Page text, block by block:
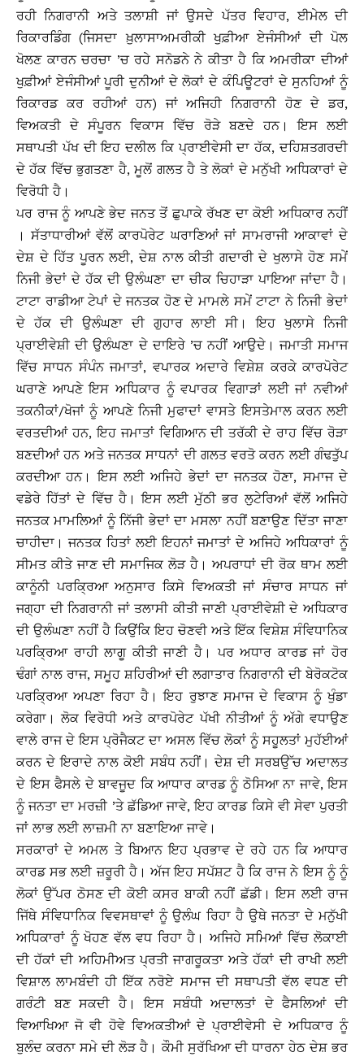
ਰਹੀ ਨਿਗਰਾਨੀ ਅਤੇ ਤਲਾਸ਼ੀ ਜਾਂ ਉਸਦੇ ਪੱਤਰ ਵਿਹਾਰ, ਈਮੇਲ ਦੀ
ਰਿਕਾਰਡਿੰਗ (ਜਿਸਦਾ ਖ਼ੁਲਾਸਾਅਮਰੀਕੀ ਖੁਫ਼ੀਆ ਏਜੰਸੀਆਂ ਦੀ ਪੋਲ
ਖੋਲਣ ਕਾਰਨ ਚਰਚਾ ’ਚ ਰਹੇ ਸਨੋਡਨੇ ਨੇ ਕੀਤਾ ਹੈ ਕਿ ਅਮਰੀਕਾ ਦੀਆਂ
ਖੁਫ਼ੀਆਂ ਏਜੰਸੀਆਂ ਪੂਰੀ ਦੁਨੀਆਂ ਦੇ ਲੋਕਾਂ ਦੇ ਕੰਪਿਊਟਰਾਂ ਦੇ ਸੁਨਹਿਆਂ ਨੂੰ
ਰਿਕਾਰਡ ਕਰ ਰਹੀਆਂ ਹਨ) ਜਾਂ ਅਜਿਹੀ ਨਿਗਰਾਨੀ ਹੋਣ ਦੇ ਡਰ,
ਵਿਅਕਤੀ ਦੇ ਸੰਪੂਰਨ ਵਿਕਾਸ ਵਿੱਚ ਰੋੜੇ ਬਣਦੇ ਹਨ। ਇਸ ਲਈ
ਸਥਾਪਤੀ ਪੱਖ ਦੀ ਇਹ ਦਲੀਲ ਕਿ ਪ੍ਰਾਈਵੇਸੀ ਦਾ ਹੱਕ, ਦਹਿਸ਼ਤਗਰਦੀ
ਦੇ ਹੱਕ ਵਿੱਚ ਭੁਗਤਣਾ ਹੈ, ਮੂਲੋਂ ਗਲਤ ਹੈ ਤੇ ਲੋਕਾਂ ਦੇ ਮਨੁੱਖੀ ਅਧਿਕਾਰਾਂ ਦੇ
ਵਿਰੋਧੀ ਹੈ।
ਪਰ ਰਾਜ ਨੂੰ ਆਪਣੇ ਭੇਦ ਜਨਤ ਤੋਂ ਛੁਪਾਕੇ ਰੱਖਣ ਦਾ ਕੋਈ ਅਧਿਕਾਰ ਨਹੀਂ
। ਸੱਤਾਧਾਰੀਆਂ ਵੱਲੋਂ ਕਾਰਪੋਰੇਟ ਘਰਾਣਿਆਂ ਜਾਂ ਸਾਮਰਾਜੀ ਆਕਾਵਾਂ ਦੇ
ਦੇਸ਼ ਦੇ ਹਿੱਤ ਪੂਰਨ ਲਈ, ਦੇਸ਼ ਨਾਲ ਕੀਤੀ ਗਦਾਰੀ ਦੇ ਖੁਲਾਸੇ ਹੋਣ ਸਮੇਂ
ਨਿਜੀ ਭੇਦਾਂ ਦੇ ਹੱਕ ਦੀ ਉਲੰਘਣਾ ਦਾ ਚੀਕ ਚਿਹਾੜਾ ਪਾਇਆ ਜਾਂਦਾ ਹੈ।
ਟਾਟਾ ਰਾਡੀਆ ਟੇਪਾਂ ਦੇ ਜਨਤਕ ਹੋਣ ਦੇ ਮਾਮਲੇ ਸਮੇਂ ਟਾਟਾ ਨੇ ਨਿਜੀ ਭੇਦਾਂ
ਦੇ ਹੱਕ ਦੀ ਉਲੰਘਣਾ ਦੀ ਗੁਹਾਰ ਲਾਈ ਸੀ। ਇਹ ਖੁਲਾਸੇ ਨਿਜੀ
ਪ੍ਰਾਈਵੇਸ਼ੀ ਦੀ ਉਲੰਘਣਾ ਦੇ ਦਾਇਰੇ ’ਚ ਨਹੀਂ ਆਉਦੇ। ਜਮਾਤੀ ਸਮਾਜ
ਵਿੱਚ ਸਾਧਨ ਸੰਪੰਨ ਜਮਾਤਾਂ, ਵਪਾਰਕ ਅਦਾਰੇ ਵਿਸ਼ੇਸ਼ ਕਰਕੇ ਕਾਰਪੋਰੇਟ
ਘਰਾਣੇ ਆਪਣੇ ਇਸ ਅਧਿਕਾਰ ਨੂੰ ਵਪਾਰਕ ਵਿਗਾੜਾਂ ਲਈ ਜਾਂ ਨਵੀਆਂ
ਤਕਨੀਕਾਂ/ਖੋਜਾਂ ਨੂੰ ਆਪਣੇ ਨਿਜੀ ਮੁਫਾਦਾਂ ਵਾਸਤੇ ਇਸਤੇਮਾਲ ਕਰਨ ਲਈ
ਵਰਤਦੀਆਂ ਹਨ, ਇਹ ਜਮਾਤਾਂ ਵਿਗਿਆਨ ਦੀ ਤਰੱਕੀ ਦੇ ਰਾਹ ਵਿੱਚ ਰੋੜਾ
ਬਣਦੀਆਂ ਹਨ ਅਤੇ ਜਨਤਕ ਸਾਧਨਾਂ ਦੀ ਗਲਤ ਵਰਤੋ ਕਰਨ ਲਈ ਗੰਢਤੁੱਪ
ਕਰਦੀਆ ਹਨ। ਇਸ ਲਈ ਅਜਿਹੇ ਭੇਦਾਂ ਦਾ ਜਨਤਕ ਹੋਣਾ, ਸਮਾਜ ਦੇ
ਵਡੇਰੇ ਹਿੱਤਾਂ ਦੇ ਵਿੱਚ ਹੈ। ਇਸ ਲਈ ਮੁੱਠੀ ਭਰ ਲੁਟੇਰਿਆਂ ਵੱਲੋਂ ਅਜਿਹੇ
ਜਨਤਕ ਮਾਮਲਿਆਂ ਨੂੰ ਨਿੱਜੀ ਭੇਦਾਂ ਦਾ ਮਸਲਾ ਨਹੀਂ ਬਣਾਉਣ ਦਿੱਤਾ ਜਾਣਾ
ਚਾਹੀਦਾ। ਜਨਤਕ ਹਿਤਾਂ ਲਈ ਇਹਨਾਂ ਜਮਾਤਾਂ ਦੇ ਅਜਿਹੇ ਅਧਿਕਾਰਾਂ ਨੂੰ
ਸੀਮਤ ਕੀਤੇ ਜਾਣ ਦੀ ਸਮਾਜਿਕ ਲੋੜ ਹੈ। ਅਪਰਾਧਾਂ ਦੀ ਰੋਕ ਥਾਮ ਲਈ
ਕਾਨੂੰਨੀ ਪਰਕਿ੍ਰਆ ਅਨੁਸਾਰ ਕਿਸੇ ਵਿਅਕਤੀ ਜਾਂ ਸੰਚਾਰ ਸਾਧਨ ਜਾਂ
ਜਗ੍ਹਾ ਦੀ ਨਿਗਰਾਨੀ ਜਾਂ ਤਲਾਸੀ ਕੀਤੀ ਜਾਣੀ ਪ੍ਰਾਈਵੇਸ਼ੀ ਦੇ ਅਧਿਕਾਰ
ਦੀ ਉਲੰਘਣਾ ਨਹੀਂ ਹੈ ਕਿਉਂਕਿ ਇਹ ਚੋਣਵੀ ਅਤੇ ਇੱਕ ਵਿਸ਼ੇਸ਼ ਸੰਵਿਧਾਨਿਕ
ਪਰਕਿ੍ਰਆ ਰਾਹੀ ਲਾਗੂ ਕੀਤੀ ਜਾਣੀ ਹੈ। ਪਰ ਅਧਾਰ ਕਾਰਡ ਜਾਂ ਹੋਰ
ਢੰਗਾਂ ਨਾਲ ਰਾਜ, ਸਮੂਹ ਸ਼ਹਿਰੀਆਂ ਦੀ ਲਗਾਤਾਰ ਨਿਗਰਾਨੀ ਦੀ ਬੇਰੋਕਟੋਕ
ਪਰਕਿ੍ਰਆ ਅਪਣਾ ਰਿਹਾ ਹੈ। ਇਹ ਰੁਝਾਣ ਸਮਾਜ ਦੇ ਵਿਕਾਸ ਨੂੰ ਖੁੰਡਾ
ਕਰੇਗਾ। ਲੋਕ ਵਿਰੋਧੀ ਅਤੇ ਕਾਰਪੋਰੇਟ ਪੱਖੀ ਨੀਤੀਆਂ ਨੂੰ ਅੱਗੇ ਵਧਾਉਣ
ਵਾਲੇ ਰਾਜ ਦੇ ਇਸ ਪ੍ਰੋਜੈਕਟ ਦਾ ਅਸਲ ਵਿੱਚ ਲੋਕਾਂ ਨੂੰ ਸਹੂਲਤਾਂ ਮੁਹੱਈਆਂ
ਕਰਨ ਦੇ ਇਰਾਦੇ ਨਾਲ ਕੋਈ ਸਬੰਧ ਨਹੀਂ। ਦੇਸ਼ ਦੀ ਸਰਬਉੱਚ ਅਦਾਲਤ
ਦੇ ਇਸ ਫੈਸਲੇ ਦੇ ਬਾਵਜੂਦ ਕਿ ਆਧਾਰ ਕਾਰਡ ਨੂੰ ਠੋਸਿਆ ਨਾ ਜਾਵੇ, ਇਸ
ਨੂੰ ਜਨਤਾ ਦਾ ਮਰਜ਼ੀ ’ਤੇ ਛੱਡਿਆ ਜਾਵੇ, ਇਹ ਕਾਰਡ ਕਿਸੇ ਵੀ ਸੇਵਾ ਪੁਰਤੀ
ਜਾਂ ਲਾਭ ਲਈ ਲਾਜ਼ਮੀ ਨਾ ਬਣਾਇਆ ਜਾਵੇ।
ਸਰਕਾਰਾਂ ਦੇ ਅਮਲ ਤੇ ਬਿਆਨ ਇਹ ਪ੍ਰਭਾਵ ਦੇ ਰਹੇ ਹਨ ਕਿ ਆਧਾਰ
ਕਾਰਡ ਸਭ ਲਈ ਜ਼ਰੂਰੀ ਹੈ। ਅੱਜ ਇਹ ਸਪੱਸ਼ਟ ਹੈ ਕਿ ਰਾਜ ਨੇ ਇਸ ਨੂੰ ਨੂੰ
ਲੋਕਾਂ ਉੱਪਰ ਠੋਸਣ ਦੀ ਕੋਈ ਕਸਰ ਬਾਕੀ ਨਹੀਂ ਛੱਡੀ। ਇਸ ਲਈ ਰਾਜ
ਜਿੱਥੇ ਸੰਵਿਧਾਨਿਕ ਵਿਵਸਥਾਵਾਂ ਨੂੰ ਉਲੰਘ ਰਿਹਾ ਹੈ ਉਥੇ ਜਨਤਾ ਦੇ ਮਨੁੱਖੀ
ਅਧਿਕਾਰਾਂ ਨੂੰ ਖੋਹਣ ਵੱਲ ਵਧ ਰਿਹਾ ਹੈ। ਅਜਿਹੇ ਸਮਿਆਂ ਵਿੱਚ ਲੋਕਾਈ
ਦੀ ਹੱਕਾਂ ਦੀ ਅਹਿਮੀਅਤ ਪ੍ਰਤੀ ਜਾਗਰੂਕਤਾ ਅਤੇ ਹੱਕਾਂ ਦੀ ਰਾਖੀ ਲਈ
ਵਿਸ਼ਾਲ ਲਾਮਬੰਦੀ ਹੀ ਇੱਕ ਨਰੋਏ ਸਮਾਜ ਦੀ ਸਥਾਪਤੀ ਵੱਲ ਵਧਣ ਦੀ
ਗਰੰਟੀ ਬਣ ਸਕਦੀ ਹੈ। ਇਸ ਸਬੰਧੀ ਅਦਾਲਤਾਂ ਦੇ ਫੈਸਲਿਆਂ ਦੀ
ਵਿਆਖਿਆ ਜੋ ਵੀ ਹੋਵੇ ਵਿਅਕਤੀਆਂ ਦੇ ਪ੍ਰਾਈਵੇਸੀ ਦੇ ਅਧਿਕਾਰ ਨੂੰ
ਬੁਲੰਦ ਕਰਨਾ ਸਮੇ ਦੀ ਲੋੜ ਹੈ। ਕੌਮੀ ਸੁਰੱਖਿਆ ਦੀ ਧਾਰਨਾ ਹੇਠ ਦੇਸ਼ ਭਰ